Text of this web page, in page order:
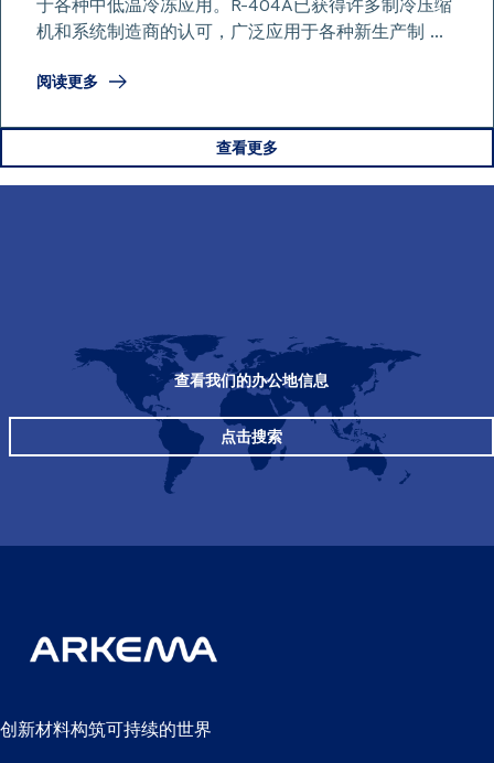
于各种中低温冷冻应用。R-404A已获得许多制冷压缩
机和系统制造商的认可，广泛应用于各种新生产制 ...
阅读更多
查看更多
查看我们的办公地信息
点击搜索
创新材料构筑可持续的世界